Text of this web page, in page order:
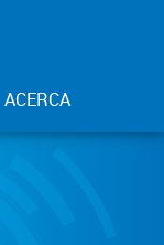
ACERCA